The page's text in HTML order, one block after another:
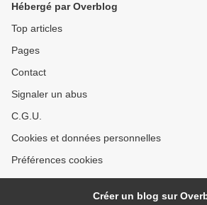
Hébergé par Overblog
Top articles
Pages
Contact
Signaler un abus
C.G.U.
Cookies et données personnelles
Préférences cookies
Créer un blog sur